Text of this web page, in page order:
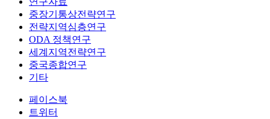
중장기통상전략연구
전략지역심층연구
ODA 정책연구
세계지역전략연구
중국종합연구
기타
페이스북
트위터